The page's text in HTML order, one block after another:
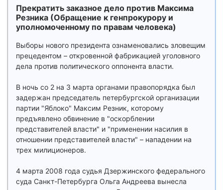
Прекратить заказное дело против Максима
Резника (Обращение к генпрокурору и
уполномоченному по правам человека)
Выборы нового президента ознаменовались зловещим
прецедентом – откровенной фабрикацией уголовного
дела против политического оппонента власти.
В ночь со 2 на 3 марта органами правопорядка был
задержан председатель петербургской организации
партии "Яблоко" Максим Резник, которому
предъявлено обвинение в "оскорблении
представителей власти" и "применении насилия в
отношении представителей власти" – нападении на
трех милиционеров.
4 марта 2008 года судья Дзержинского федерального
суда Санкт-Петербурга Ольга Андреева вынесла